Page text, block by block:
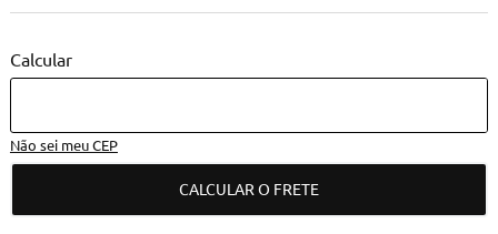
Não sei meu CEP
CALCULAR O FRETE